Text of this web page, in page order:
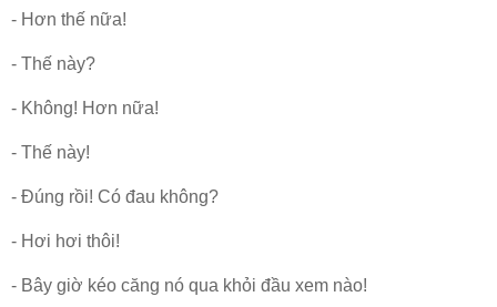
- Hơn thế nữa!
- Thế này?
- Không! Hơn nữa!
- Thế này!
- Đúng rồi! Có đau không?
- Hơi hơi thôi!
- Bây giờ kéo căng nó qua khỏi đầu xem nào!